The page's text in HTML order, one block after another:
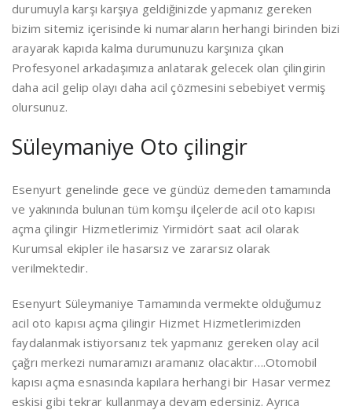
durumuyla karşı karşıya geldiğinizde yapmanız gereken
bizim sitemiz içerisinde ki numaraların herhangi birinden bizi
arayarak kapıda kalma durumunuzu karşınıza çıkan
Profesyonel arkadaşımıza anlatarak gelecek olan çilingirin
daha acil gelip olayı daha acil çözmesini sebebiyet vermiş
olursunuz.
Süleymaniye Oto çilingir
Esenyurt genelinde gece ve gündüz demeden tamamında
ve yakınında bulunan tüm komşu ilçelerde acil oto kapısı
açma çilingir Hizmetlerimiz Yirmidört saat acil olarak
Kurumsal ekipler ile hasarsız ve zararsız olarak
verilmektedir.
Esenyurt Süleymaniye Tamamında vermekte olduğumuz
acil oto kapısı açma çilingir Hizmet Hizmetlerimizden
faydalanmak istiyorsanız tek yapmanız gereken olay acil
çağrı merkezi numaramızı aramanız olacaktır….Otomobil
kapısı açma esnasında kapılara herhangi bir Hasar vermez
eskisi gibi tekrar kullanmaya devam edersiniz. Ayrıca